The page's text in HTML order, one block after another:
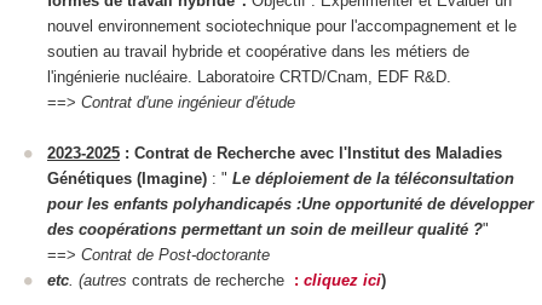
nouvel environnement sociotechnique pour l'accompagnement et le
soutien au travail hybride et coopérative dans les métiers de
l'ingénierie nucléaire. Laboratoire CRTD/Cnam, EDF R&D.
==> Contrat d'une ingénieur d'étude
2023-2025 : Contrat de Recherche avec l'Institut des Maladies
Génétiques (Imagine) : " Le déploiement de la téléconsultation
pour les enfants polyhandicapés :Une opportunité de développer
des coopérations permettant un soin de meilleur qualité ?"
==> Contrat de Post-doctorante
etc . (autres contrats de recherche : cliquez ici)